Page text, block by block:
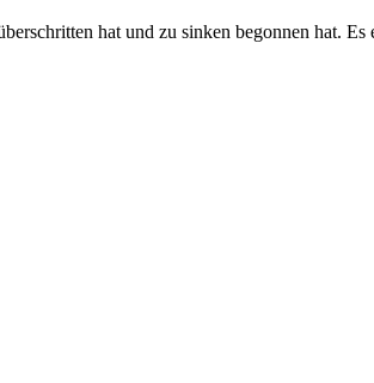
hat und zu sinken begonnen hat.